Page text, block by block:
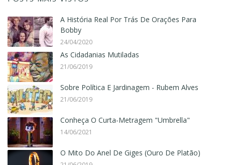
A História Real Por Trás De Orações Para
Bobby
24/04/2020
As Cidadanias Mutiladas
21/06/2019
Sobre Política E Jardinagem - Rubem Alves
21/06/2019
Conheça O Curta-Metragem "Umbrella"
14/06/2021
O Mito Do Anel De Giges (Ouro De Platão)